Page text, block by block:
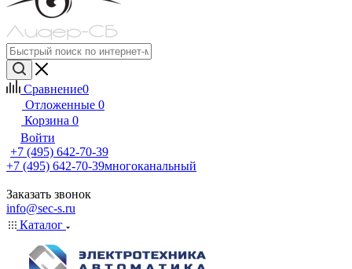
Сравнение0
Отложенные 0
Корзина 0
Войти
+7 (495) 642-70-39
+7 (495) 642-70-39многоканальный
Заказать звонок
info@sec-s.ru
Каталог